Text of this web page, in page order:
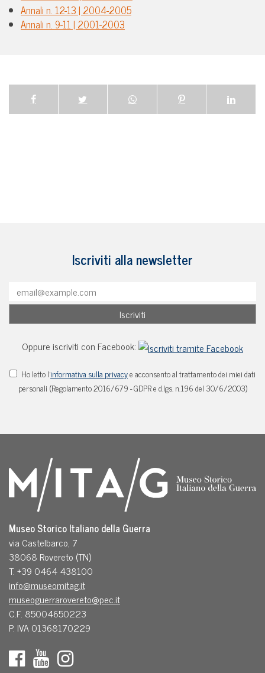
Annali n. 12-13 | 2004-2005
Annali n. 9-11 | 2001-2003
Iscriviti alla newsletter
Oppure iscriviti con Facebook:
Ho letto l'informativa sulla privacye acconsento al trattamento dei miei dati
personali (Regolamento 2016/679 - GDPR e d.lgs. n.196 del 30/6/2003)
Museo Storico Italiano della Guerra
via Castelbarco, 7
38068 Rovereto (TN)
T. +39 0464 438100
info@museomitag.it
museoguerrarovereto@pec.it
C.F. 85004650223
P. IVA 01368170229